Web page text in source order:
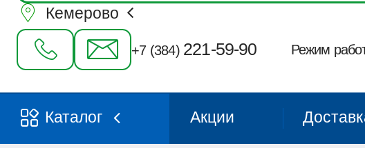
Кемерово
+7 (384) 221-59-90 Режим
Каталог Акции